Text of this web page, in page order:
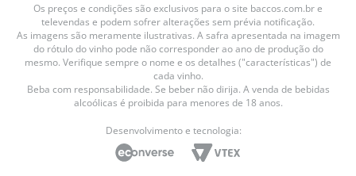
Os preços e condições são exclusivos para o site baccos.com.br e
televendas e podem sofrer alterações sem prévia notificação.
As imagens são meramente ilustrativas. A safra apresentada na imagem
do rótulo do vinho pode não corresponder ao ano de produção do
mesmo. Verifique sempre o nome e os detalhes ("características") de
cada vinho.
Beba com responsabilidade. Se beber não dirija. A venda de bebidas
alcoólicas é proibida para menores de 18 anos.
Desenvolvimento e tecnologia: